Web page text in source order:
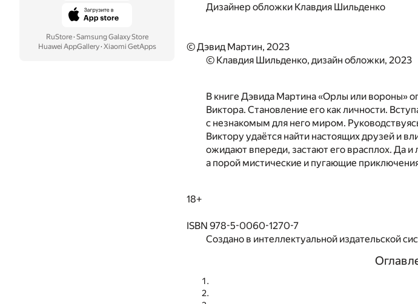
RuStore· Samsung Galaxy Store
Huawei AppGallery· Xiaomi GetApps
Дизайнер обложки Клавдия Шильденко
© Дэвид Мартин, 2023
© Клавдия Шильденко, дизайн обложки, 2023
В книге Дэвида Мартина «Орлы или вороны»
Виктора. Становление его как личности.
с незнакомым для него миром.
Виктору удаётся найти настоящих друзей и
ожидают впереди, застают его врасплох. Да
а порой мистические и пугающие
18+
ISBN 978-5-0060-1270-7
Создано в интеллектуальной издательской